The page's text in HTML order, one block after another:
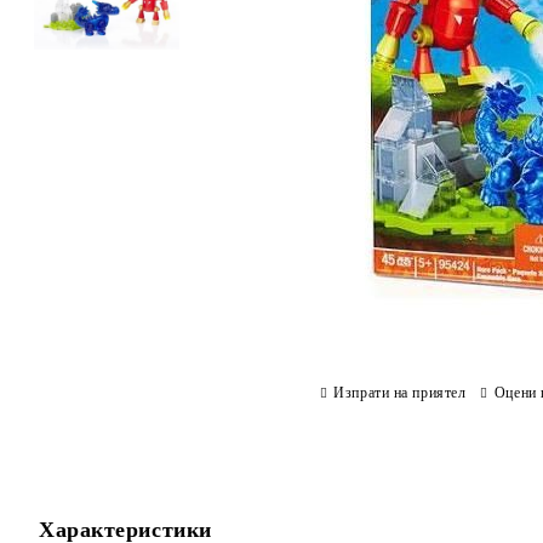
Изпрати на приятел Оцени
Характеристики